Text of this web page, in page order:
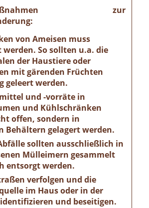
zur
von Ameisen muss
So sollten u.a. die
der Haustiere oder
mit gärenden Früchten
geleert werden.
und -vorräte in
und Kühlschränken
offen, sondern in
Behältern gelagert werden.
sollten ausschließlich in
Mülleimern gesammelt
entsorgt werden.
verfolgen und die
im Haus oder in der
und beseitigen.